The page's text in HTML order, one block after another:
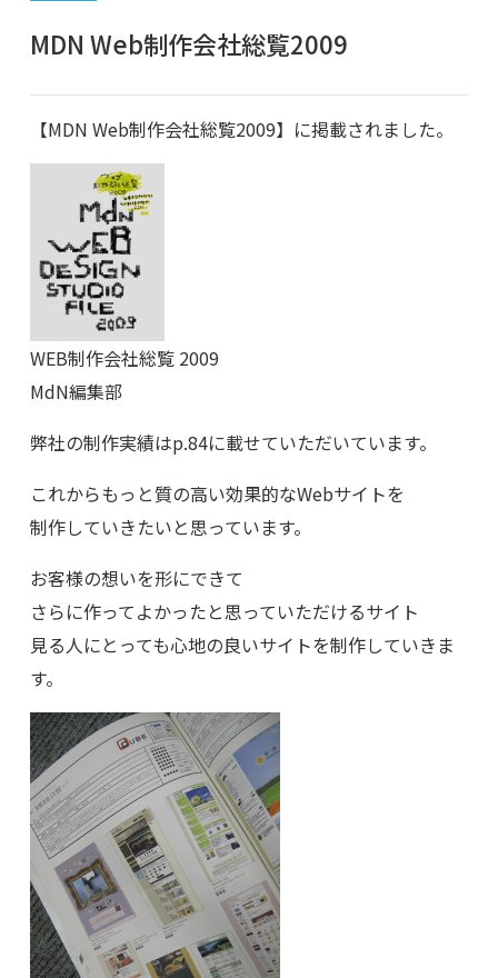
MDN Web制作会社総覧2009
【MDN Web制作会社総覧2009】に掲載されました。
WEB制作会社総覧 2009
MdN編集部
弊社の制作実績はp.84に載せていただいています。
これからもっと質の高い効果的なWebサイトを
制作していきたいと思っています。
お客様の想いを形にできて
さらに作ってよかったと思っていただけるサイト
見る人にとっても心地の良いサイトを制作していきま
す。